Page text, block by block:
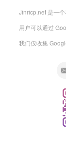
Jinricp.net 是一
用户可以通过
我们仅收集